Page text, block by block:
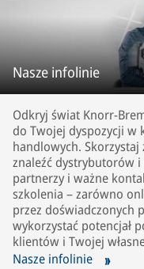
Nasze infolinie
Odkryj świat Knorr-
do Twojej dyspozycji w
handlowych.
znaleźć dystrybutorów
partnerzy i ważne
szkolenia – zarówno
przez doświadczonych
wykorzystać potencjał
klientów i Twojej
Nasze infolinie